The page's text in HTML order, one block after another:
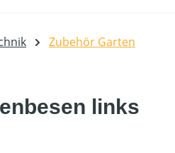
Zubehör Garten
links